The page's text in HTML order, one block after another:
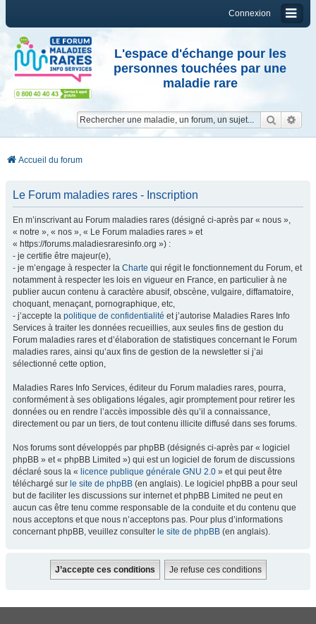
Connexion
L'espace d'échange pour les
personnes touchées par une
maladie rare
Accueil du forum
Le Forum maladies rares - Inscription
En m’inscrivant au Forum maladies rares (désigné ci-après par « nous »,
« notre », « nos », « Le Forum maladies rares » et
« https://forums.maladiesraresinfo.org ») :
- je certifie être majeur(e),
- je m’engage à respecter la Charte qui régit le fonctionnement du Forum, et
notamment à respecter les lois en vigueur en France, en particulier à ne
publier aucun contenu à caractère abusif, obscène, vulgaire, diffamatoire,
choquant, menaçant, pornographique, etc,
- j’accepte la politique de confidentialité et j’autorise Maladies Rares Info
Services à traiter les données recueillies, aux seules fins de gestion du
Forum maladies rares et d’élaboration de statistiques concernant le Forum
maladies rares, ainsi qu’aux fins de gestion de la newsletter si j’ai
sélectionné cette option,
Maladies Rares Info Services, éditeur du Forum maladies rares, pourra,
conformément à ses obligations légales, agir promptement pour retirer les
données ou en rendre l’accès impossible dès qu’il a connaissance,
directement ou par un tiers, de tout contenu illicite diffusé dans ses forums.
Nos forums sont développés par phpBB (désignés ci-après par « logiciel
phpBB » et « phpBB Limited ») qui est un logiciel de forum de discussions
déclaré sous la « licence publique générale GNU 2.0 » et qui peut être
téléchargé sur le site de phpBB (en anglais). Le logiciel phpBB a pour seul
but de faciliter les discussions sur internet et phpBB Limited ne peut en
aucun cas être tenu comme responsable de la conduite et du contenu que
nous acceptons et que nous n’acceptons pas. Pour plus d’informations
concernant phpBB, veuillez consulter le site de phpBB (en anglais).